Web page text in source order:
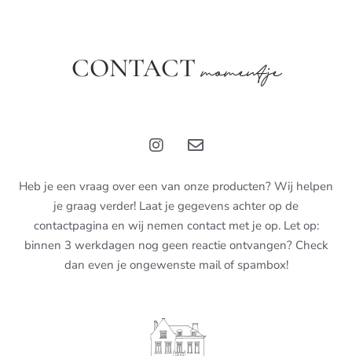
CONTACTmomentje
Heb je een vraag over een van onze producten? Wij helpen
je graag verder! Laat je gegevens achter op de
contactpagina en wij nemen contact met je op. Let op:
binnen 3 werkdagen nog geen reactie ontvangen? Check
dan even je ongewenste mail of spambox!